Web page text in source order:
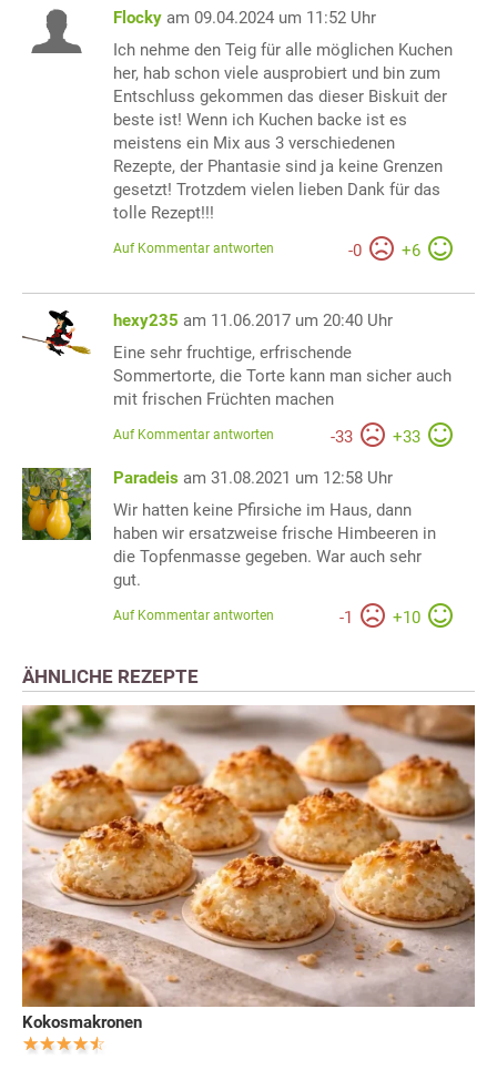
Flocky am 09.04.2024 um 11:52 Uhr
Ich nehme den Teig für alle möglichen Kuchen
her, hab schon viele ausprobiert und bin zum
Entschluss gekommen das dieser Biskuit der
beste ist! Wenn ich Kuchen backe ist es
meistens ein Mix aus 3 verschiedenen
Rezepte, der Phantasie sind ja keine Grenzen
gesetzt! Trotzdem vielen lieben Dank für das
tolle Rezept!!!
-0 +6
Auf Kommentar antworten
hexy235 am 11.06.2017 um 20:40 Uhr
Eine sehr fruchtige, erfrischende
Sommertorte, die Torte kann man sicher auch
mit frischen Früchten machen
-33 +33
Auf Kommentar antworten
Paradeis am 31.08.2021 um 12:58 Uhr
Wir hatten keine Pfirsiche im Haus, dann
haben wir ersatzweise frische Himbeeren in
die Topfenmasse gegeben. War auch sehr
gut.
-1 +10
Auf Kommentar antworten
ÄHNLICHE REZEPTE
Kokosmakronen